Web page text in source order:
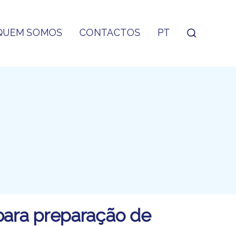
SOMOS CONTACTOS PT
preparação de